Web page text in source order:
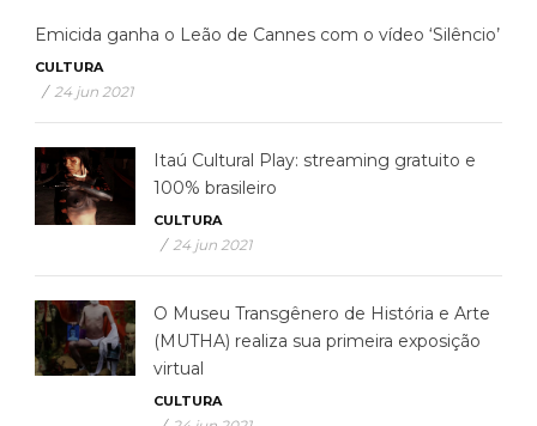
Emicida ganha o Leão de Cannes com o vídeo ‘Silêncio’
CULTURA
/ 24 jun 2021
Itaú Cultural Play: streaming gratuito e
100% brasileiro
CULTURA
/ 24 jun 2021
O Museu Transgênero de História e Arte
(MUTHA) realiza sua primeira exposição
virtual
CULTURA